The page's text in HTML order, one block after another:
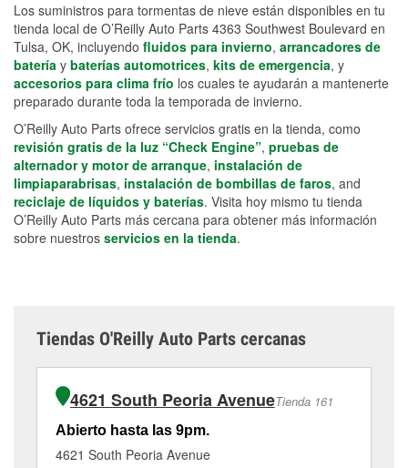
Los suministros para tormentas de nieve están disponibles en tu
tienda local de O’Reilly Auto Parts 4363 Southwest Boulevard en
Tulsa, OK, incluyendo fluidos para invierno, arrancadores de
batería y baterías automotrices, kits de emergencia, y
accesorios para clima frío los cuales te ayudarán a mantenerte
preparado durante toda la temporada de invierno.
O’Reilly Auto Parts ofrece servicios gratis en la tienda, como
revisión gratis de la luz “Check Engine”, pruebas de
alternador y motor de arranque, instalación de
limpiaparabrisas, instalación de bombillas de faros, and
reciclaje de líquidos y baterías. Visita hoy mismo tu tienda
O’Reilly Auto Parts más cercana para obtener más información
sobre nuestros servicios en la tienda.
Tiendas O'Reilly Auto Parts cercanas
4621 South Peoria AvenueTienda 161
Abierto hasta las 9pm.
4621 South Peoria Avenue